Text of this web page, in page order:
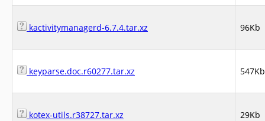
kactivitymanagerd-6.7.4.tar.xz 96Kb
keyparse.doc.r60277.tar.xz 547Kb
kotex-utils.r38727.tar.xz 29Kb